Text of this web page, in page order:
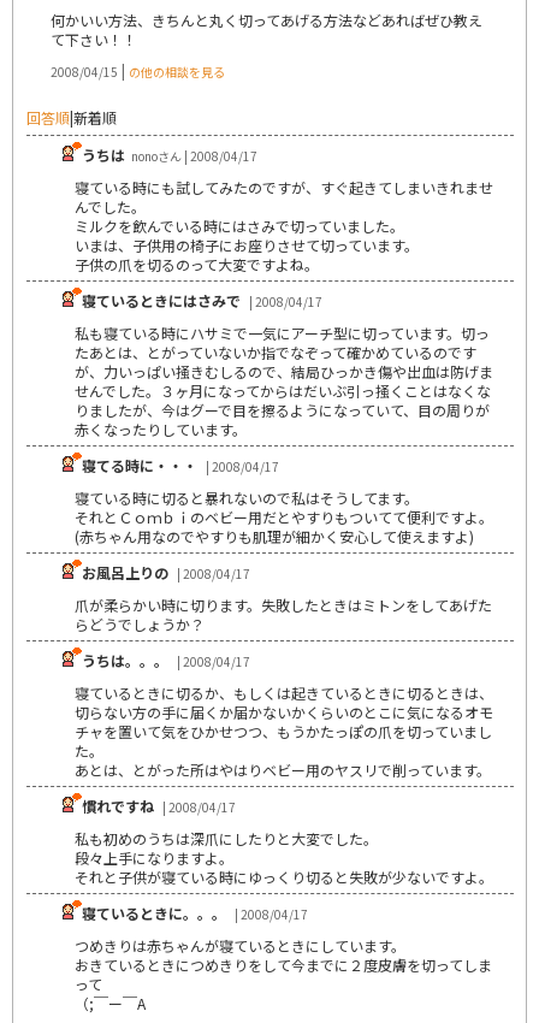
何かいい方法、きちんと丸く切ってあげる方法などあればぜひ教え
て下さい！！
2008/04/15 | の他の相談を見る
回答順|新着順
うちは nonoさん | 2008/04/17
寝ている時にも試してみたのですが、すぐ起きてしまいきれませ
んでした。
ミルクを飲んでいる時にはさみで切っていました。
いまは、子供用の椅子にお座りさせて切っています。
子供の爪を切るのって大変ですよね。
寝ているときにはさみで | 2008/04/17
私も寝ている時にハサミで一気にアーチ型に切っています。切っ
たあとは、とがっていないか指でなぞって確かめているのです
が、力いっぱい掻きむしるので、結局ひっかき傷や出血は防げま
せんでした。３ヶ月になってからはだいぶ引っ掻くことはなくな
りましたが、今はグーで目を擦るようになっていて、目の周りが
赤くなったりしています。
寝てる時に・・・
| 2008/04/17
寝ている時に切ると暴れないので私はそうしてます。
それとＣｏｍｂｉのベビー用だとやすりもついてて便利ですよ。
(赤ちゃん用なのでやすりも肌理が細かく安心して使えますよ)
お風呂上りの | 2008/04/17
爪が柔らかい時に切ります。失敗したときはミトンをしてあげた
らどうでしょうか？
うちは。。。
| 2008/04/17
寝ているときに切るか、もしくは起きているときに切るときは、
切らない方の手に届くか届かないかくらいのとこに気になるオモ
チャを置いて気をひかせつつ、もうかたっぽの爪を切っていまし
た。
あとは、とがった所はやはりベビー用のヤスリで削っています。
慣れですね | 2008/04/17
私も初めのうちは深爪にしたりと大変でした。
段々上手になりますよ。
それと子供が寝ている時にゆっくり切ると失敗が少ないですよ。
寝ているときに。。。
| 2008/04/17
つめきりは赤ちゃんが寝ているときにしています。
おきているときにつめきりをして今までに２度皮膚を切ってしま
って
（;￣ー￣A